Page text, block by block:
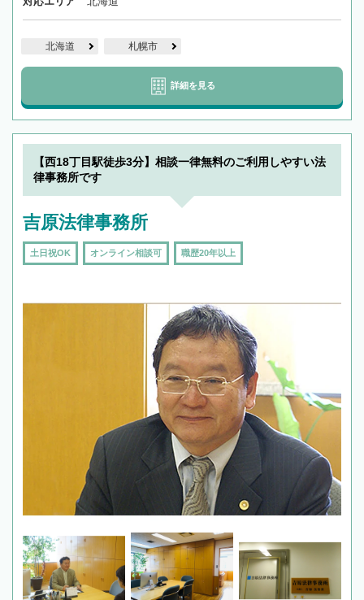
北海道 札幌市
詳細を見る
【西18丁目駅徒歩3分】相談一律無料のご利用しやすい法
律事務所です
吉原法律事務所
土日祝OK オンライン相談可 職歴20年以上